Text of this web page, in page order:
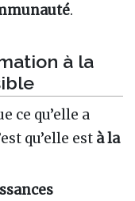
.
à la
ce qu’elle a
qu’elle est à la